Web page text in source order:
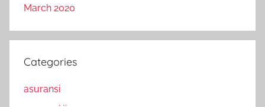
March 2020
Categories
asuransi